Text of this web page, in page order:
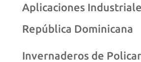
Aplicaciones
República Dominicana
Invernaderos de